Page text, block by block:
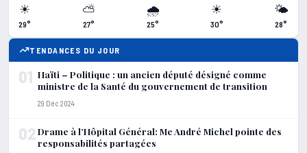
☀
29°
⛅
27°
🌧
25°
☀
30°
🌤
28°
TENDANCES DU JOUR
01 Haïti – Politique : un ancien député désigné comme
ministre de la Santé du gouvernement de transition
29 Déc 2024
02Drame à l’Hôpital Général: Me André Michel pointe des
responsabilités partagées